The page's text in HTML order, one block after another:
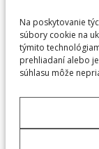
Na poskytovanie
súbory cookie na
týmito
prehliadaní alebo
súhlasu môže